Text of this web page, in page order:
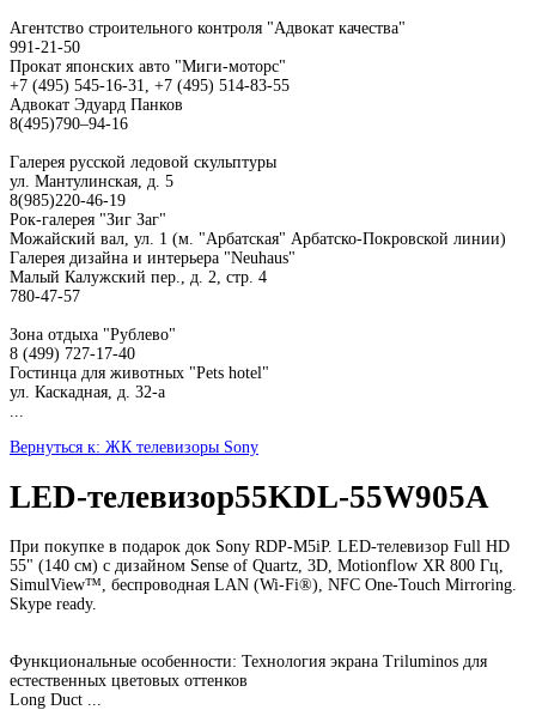
Агентство строительного контроля "Адвокат качества"
991-21-50
Прокат японских авто "Миги-моторс"
+7 (495) 545-16-31, +7 (495) 514-83-55
Адвокат Эдуард Панков
8(495)790–94-16
Галерея русской ледовой скульптуры
ул. Мантулинская, д. 5
8(985)220-46-19
Рок-галерея "Зиг Заг"
Можайский вал, ул. 1 (м. "Арбатская" Арбатско-Покровской линии)
Галерея дизайна и интерьера "Neuhaus"
Малый Калужский пер., д. 2, стр. 4
780-47-57
Зона отдыха "Рублево"
8 (499) 727-17-40
Гостинца для животных "Рets hotel"
ул. Каскадная, д. 32-а
Вернуться к: ЖК телевизоры Sony
LED-телевизор55KDL-55W905A
При покупке в подарок док Sony RDP-M5iP. LED-телевизор Full HD
55" (140 см) с дизайном Sense of Quartz, 3D, Motionflow XR 800 Гц,
SimulView™, беспроводная LAN (Wi-Fi®), NFC One-Touch Mirroring.
Skype ready.
Функциональные особенности: Технология экрана Triluminos для
естественных цветовых оттенков
Long Duct ...